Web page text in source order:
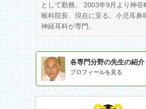
として勤務。 2003年9月より神谷
喉科院長、現在に至る。小児耳鼻
神経耳科が専門。
各専門分野の先生の紹介
プロフィールを見る